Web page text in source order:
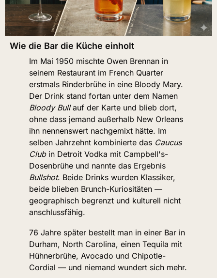
Wie die Bar die Küche einholt
Im Mai 1950 mischte Owen Brennan in
seinem Restaurant im French Quarter
erstmals Rinderbrühe in eine Bloody Mary.
Bloody Bull auf der Karte und blieb dort,
ohne dass jemand außerhalb New Orleans
ihn nennenswert nachgemixt hätte. Im
selben Jahrzehnt kombinierte das Caucus
Club in Detroit Vodka mit Campbell's-
Bullshot. Beide Drinks wurden Klassiker,
beide blieben Brunch-Kuriositäten —
geographisch begrenzt und kulturell nicht
anschlussfähig.
76 Jahre später bestellt man in einer Bar in
Durham, North Carolina, einen Tequila mit
Hühnerbrühe, Avocado und Chipotle-
Cordial — und niemand wundert sich mehr.